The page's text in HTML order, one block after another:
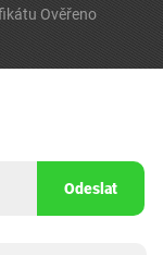
Ověřeno
Odeslat